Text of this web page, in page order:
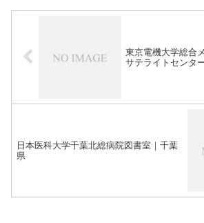
東京電機大学総合
サテライトセンタ
日本医科大学千葉北総病院図書室｜千葉
県